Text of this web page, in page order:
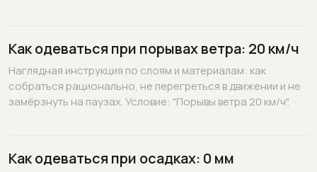
Как одеваться при порывах ветра: 20 км/ч
Наглядная инструкция по слоям и материалам: как
собраться рационально, не перегреться в движении и не
замёрзнуть на паузах. Условие: "Порывы ветра 20 км/ч".
Как одеваться при осадках: 0 мм